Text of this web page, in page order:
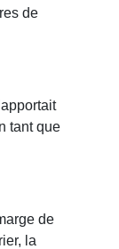
de
tant que
de
la